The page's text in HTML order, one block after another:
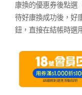
康換的優惠券後點選
待好康換成功後，好
鈕，直接在結帳時選